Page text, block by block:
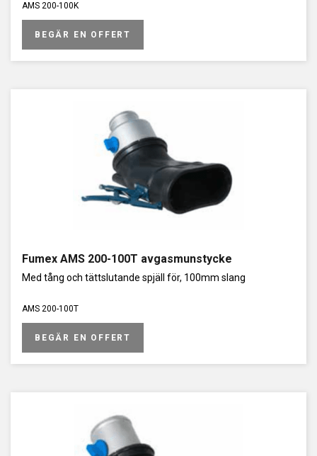
AMS 200-100K
BEGÄR EN OFFERT
Fumex AMS 200-100T avgasmunstycke
Med tång och tättslutande spjäll för, 100mm slang
AMS 200-100T
BEGÄR EN OFFERT